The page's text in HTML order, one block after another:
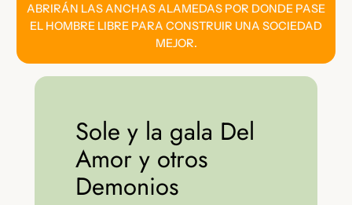
ABRIRÁN LAS ANCHAS ALAMEDAS POR DONDE PASE
EL HOMBRE LIBRE PARA CONSTRUIR UNA SOCIEDAD
MEJOR.
Sole y la gala Del
Amor y otros
Demonios